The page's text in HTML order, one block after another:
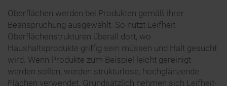
Oberflächen werden bei Produkten gemäß ihrer
Beanspruchung ausgewählt. So nutzt Leifheit
Oberflächenstrukturen überall dort, wo
Haushaltsprodukte griffig sein müssen und Halt gesucht
wird. Wenn Produkte zum Beispiel leicht gereinigt
werden sollen, werden strukturlose, hochglänzende
Flächen verwendet. Grundsätzlich nehmen sich Leifheit-